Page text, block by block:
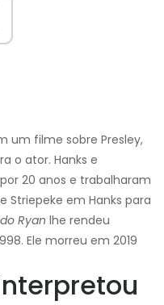
um filme sobre Presley,
o ator. Hanks e
20 anos e trabalharam
Striepeke em Hanks para
Ryan lhe rendeu
Ele morreu em 2019